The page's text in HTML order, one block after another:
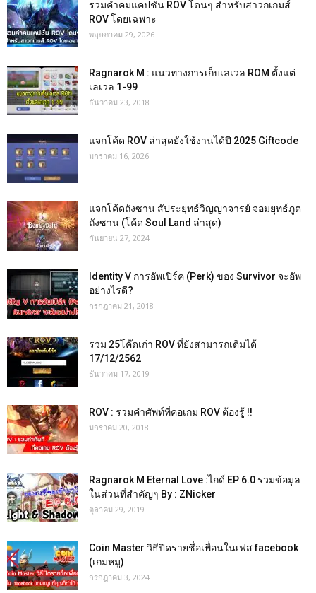
รวมคำคมแคปชั่น ROV โดนๆ สำหรับสาวกเกมส์
ROV โดยเฉพาะ
พฤษภาคม 29, 2026
Ragnarok M : แนวทางการเก็บเลเวล ROM ตั้งแต่
เลเวล 1-99
ธันวาคม 23, 2018
แจกโค้ด ROV ล่าสุดยังใช้งานได้ปี 2025 Giftcode
มกราคม 16, 2026
แจกโค้ดถังซาน สัประยุทธ์วิญญาจารย์ จอมยุทธ์ภูต
ถังซาน (โค้ด Soul Land ล่าสุด)
กันยายน 27, 2024
Identity V การอัพเปิร์ค (Perk) ของ Survivor จะอัพ
อย่างไรดี?
กรกฎาคม 21, 2018
รวม 25โค๊ดเก่า ROV ที่ยังสามารถเติมได้
17/12/2562
ธันวาคม 17, 2019
ROV : รวมคำศัพท์ที่คอเกม ROV ต้องรู้ !!
มกราคม 20, 2018
Ragnarok M Eternal Love :ไกด์ EP 6.0 รวมข้อมูล
ในส่วนที่สำคัญๆ By : ZNicker
ตุลาคม 29, 2019
Coin Master วิธีปิดรายชื่อเพื่อนในเฟส facebook
(เกมหมู)
กรกฎาคม 3, 2024